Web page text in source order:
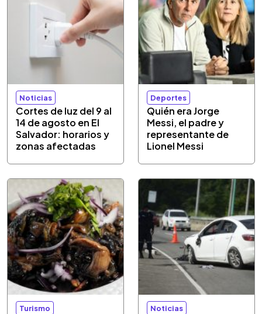
Noticias
Cortes de luz del 9 al
14 de agosto en El
Salvador: horarios y
zonas afectadas
Deportes
Quién era Jorge
Messi, el padre y
representante de
Lionel Messi
Turismo Noticias